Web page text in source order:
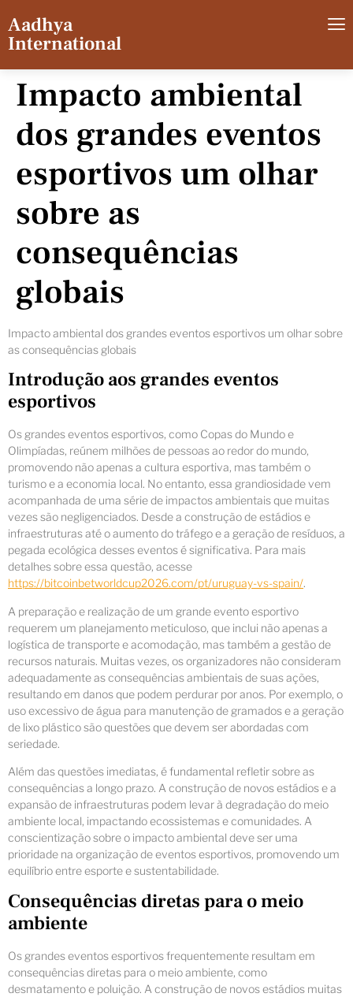
Aadhya
International
Impacto ambiental
dos grandes eventos
esportivos um olhar
sobre as
consequências
globais
Impacto ambiental dos grandes eventos esportivos um olhar sobre
as consequências globais
Introdução aos grandes eventos
esportivos
Os grandes eventos esportivos, como Copas do Mundo e
Olimpíadas, reúnem milhões de pessoas ao redor do mundo,
promovendo não apenas a cultura esportiva, mas também o
turismo e a economia local. No entanto, essa grandiosidade vem
acompanhada de uma série de impactos ambientais que muitas
vezes são negligenciados. Desde a construção de estádios e
infraestruturas até o aumento do tráfego e a geração de resíduos, a
pegada ecológica desses eventos é significativa. Para mais
detalhes sobre essa questão, acesse
https://bitcoinbetworldcup2026.com/pt/uruguay-vs-spain/.
A preparação e realização de um grande evento esportivo
requerem um planejamento meticuloso, que inclui não apenas a
logística de transporte e acomodação, mas também a gestão de
recursos naturais. Muitas vezes, os organizadores não consideram
adequadamente as consequências ambientais de suas ações,
resultando em danos que podem perdurar por anos. Por exemplo, o
uso excessivo de água para manutenção de gramados e a geração
de lixo plástico são questões que devem ser abordadas com
seriedade.
Além das questões imediatas, é fundamental refletir sobre as
consequências a longo prazo. A construção de novos estádios e a
expansão de infraestruturas podem levar à degradação do meio
ambiente local, impactando ecossistemas e comunidades. A
conscientização sobre o impacto ambiental deve ser uma
prioridade na organização de eventos esportivos, promovendo um
equilíbrio entre esporte e sustentabilidade.
Consequências diretas para o meio
ambiente
Os grandes eventos esportivos frequentemente resultam em
consequências diretas para o meio ambiente, como
desmatamento e poluição. A construção de novos estádios muitas